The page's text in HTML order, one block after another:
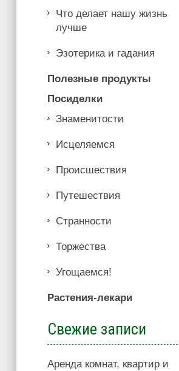
Что делает нашу жизнь
лучше
Эзотерика и гадания
Полезные продукты
Посиделки
Знаменитости
Иcцеляемся
Происшествия
Путешествия
Странности
Торжества
Угощаемся!
Растения-лекари
Свежие записи
Аренда комнат, квартир и